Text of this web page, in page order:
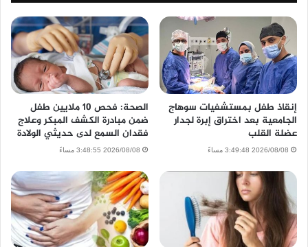
إنقاذ طفل بمستشفيات سوهاج
الجامعية بعد اختراق إبرة لجدار
عضلة القلب
2026/08/08 3:49:48 مساءً
الصحة: فحص 10 ملايين طفل
ضمن مبادرة الكشف المبكر وعلاج
فقدان السمع لدى حديثي الولادة
2026/08/08 3:48:55 مساءً